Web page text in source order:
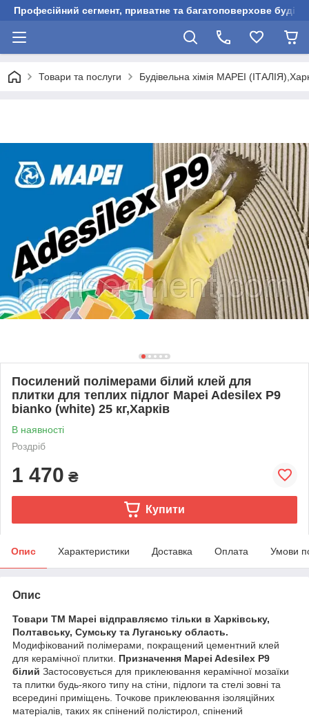
Професійний сегмент, приватне та багатоповерхове
Товари та послуги Будівельна хімія MAPEI
Посилений полімерами білий клей для
плитки для теплих підлог Mapei Adesilex P9
bianko (white) 25 кг,Харків
В наявності
Роздріб
1 470 ₴
Купити
Опис Характеристики Доставка Оплата Умови
Опис
Товари ТМ Mapei відправляємо тільки в Харківську,
Полтавську, Сумську та Луганську область.
Модифікований полімерами, покращений цементний клей
для керамічної плитки.
Призначення Mapei Adesilex P9
білий Застосовується для приклеювання керамічної мозаїки
та плитки будь-якого типу на стіни, підлоги та стелі зовні та
всередині приміщень. Точкове приклеювання ізоляційних
матеріалів, таких як спінений полістирол, спінений